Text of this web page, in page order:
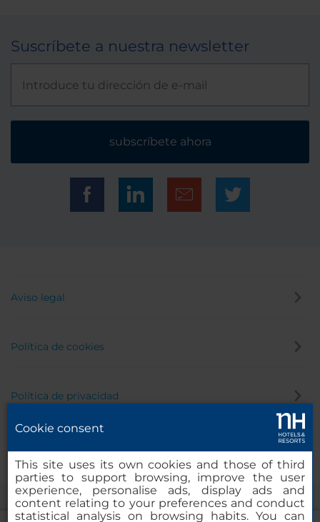
Suscríbete a nuestra newsletter
subscríbete ahora
Aviso legal
Política de cookies
Política de privacidad
Cookie consent
This site uses its own cookies and those of third
parties to support browsing, improve the user
experience, personalise ads, display ads and
content relating to your preferences and conduct
statistical analysis on browsing habits. You can